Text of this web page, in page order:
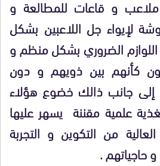
ملاعب و قاعات للمطالعة و
لإيواء جل اللاعبين بشكل
الضروري بشكل منظم و
كأنهم بين ذويهم و دون
جانب ذالك خضوع هؤلاء
علمية مقننة يسهر عليها
من التكوين و التجربة
حاجياتهم .